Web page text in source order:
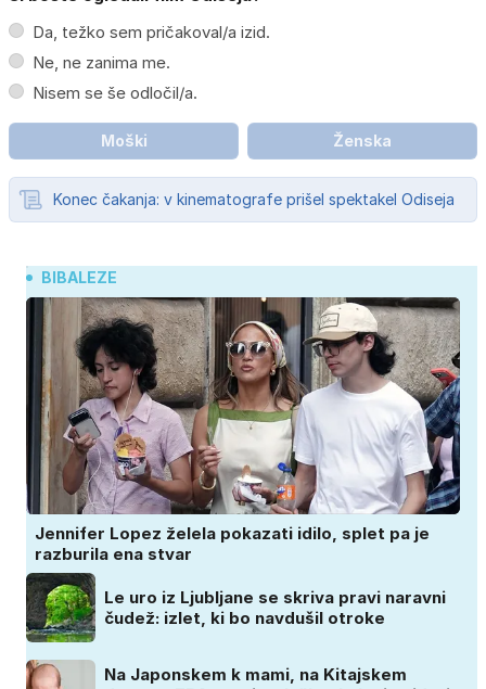
Da, težko sem pričakoval/a izid.
Ne, ne zanima me.
Nisem se še odločil/a.
Moški Ženska
Konec čakanja: v kinematografe prišel spektakel Odiseja
BIBALEZE
Jennifer Lopez želela pokazati idilo, splet pa je
razburila ena stvar
Le uro iz Ljubljane se skriva pravi naravni
čudež: izlet, ki bo navdušil otroke
Na Japonskem k mami, na Kitajskem